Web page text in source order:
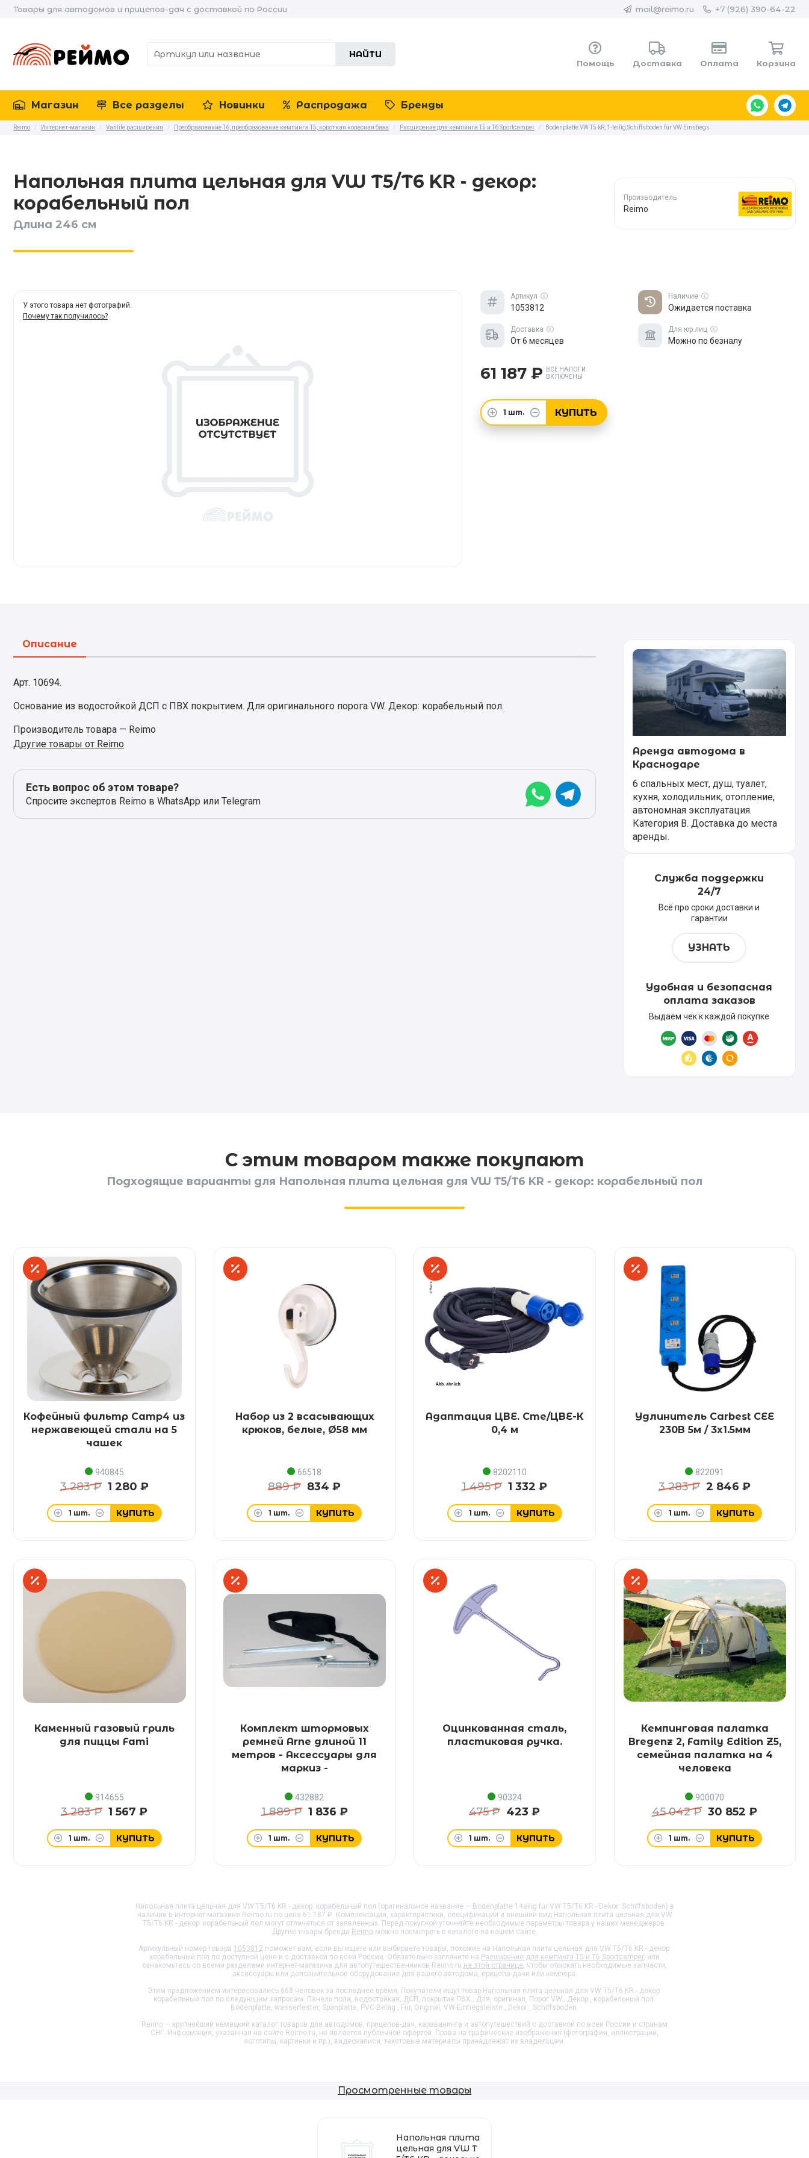
Товары для автодомов и прицепов-дач с доставкой по России mail@reimo.ru +7 (926) 390-64-22
НАЙТИ
Помощь Доставка Оплата Корзина
Магазин Все разделы Новинки Распродажа Бренды
Reimo / Интернет-магазин / Vanlife расширения / Преобразование T6, преобразование кемпинга T5, короткая колесная база / Расширение для кемпинга T5 и T6 Sportcamper / Bodenplatte VW T5 kR, 1-teilig,Schiffsboden für VW Einstiegs
Напольная плита цельная для VW T5/T6 KR - декор:
корабельный пол
Длина 246 см
Производитель
Reimo
У этого товара нет фотографий.
Почему так получилось?
Артикул
1053812
Наличие
Ожидается поставка
Доставка
От 6 месяцев
Для юр.лиц
Можно по безналу
61 187 ₽
ВСЕ НАЛОГИ
ВКЛЮЧЕНЫ
1 шт. КУПИТЬ
Описание
Арт. 10694.
Основание из водостойкой ДСП с ПВХ покрытием. Для оригинального порога VW. Декор: корабельный пол.
Производитель товара — Reimo
Другие товары от Reimo
Есть вопрос об этом товаре?
Спросите экспертов Reimo в WhatsApp или Telegram
Аренда автодома в
Краснодаре
6 спальных мест, душ, туалет,
кухня, холодильник, отопление,
автономная эксплуатация.
Категория В. Доставка до места
аренды.
Служба поддержки
24/7
Всё про сроки доставки и
гарантии
УЗНАТЬ
Удобная и безопасная
оплата заказов
Выдаём чек к каждой покупке
С этим товаром также покупают
Подходящие варианты для Напольная плита цельная для VW T5/T6 KR - декор: корабельный пол
Кофейный фильтр Camp4 из
нержавеющей стали на 5
чашек
940845
3 283 ₽ 1 280 ₽
1 шт. КУПИТЬ
Набор из 2 всасывающих
крюков, белые, Ø58 мм
66518
889 ₽ 834 ₽
1 шт. КУПИТЬ
Адаптация ЦВЕ. Сте/ЦВЕ-К
0,4 м
8202110
1 495 ₽ 1 332 ₽
1 шт. КУПИТЬ
Удлинитель Carbest CEE
230В 5м / 3x1.5мм
822091
3 283 ₽ 2 846 ₽
1 шт. КУПИТЬ
Каменный газовый гриль
для пиццы Fami
914655
3 283 ₽ 1 567 ₽
1 шт. КУПИТЬ
Комплект штормовых
ремней Arne длиной 11
метров - Аксессуары для
маркиз -
432882
1 889 ₽ 1 836 ₽
1 шт. КУПИТЬ
Оцинкованная сталь,
пластиковая ручка.
90324
475 ₽ 423 ₽
1 шт. КУПИТЬ
Кемпинговая палатка
Bregenz 2, Family Edition Z5,
семейная палатка на 4
человека
900070
45 042 ₽ 30 852 ₽
1 шт. КУПИТЬ
Напольная плита цельная для VW T5/T6 KR - декор: корабельный пол (оригинальное название — Bodenplatte 1-teilig für VW T5/T6 KR - Dekor: Schiffsboden) в
наличии в интернет-магазине Reimo.ru по цене 61 187 ₽. Комплектация, характеристики, спецификации и внешний вид Напольная плита цельная для VW
T5/T6 KR - декор: корабельный пол могут отличаться от заявленных. Перед покупкой уточняйте необходимые параметры товара у наших менеджеров.
Другие товары бренда Reimoможно посмотреть в каталоге на нашем сайте.
Артикульный номер товара 1053812 поможет вам, если вы ищете или выбираете товары, похожие на Напольная плита цельная для VW T5/T6 KR - декор:
корабельный пол по доступной цене и с доставкой по всей России. Обязательно взгляните на Расширение для кемпинга T5 и T6 Sportcamper, или
ознакомьтесь со всеми разделами интернет-магазина для автопутешественников Reimo.ru на этой странице , чтобы отыскать необходимые запчасти,
аксессуары или дополнительное оборудование для вашего автодома, прицепа-дачи или кемпера.
Этим предложением интересовались 668 человек за последнее время. Покупатели ищут товар Напольная плита цельная для VW T5/T6 KR - декор:
корабельный пол по следующим запросам: Панель пола, водостойкая, ДСП, покрытие ПВХ., Для, оригинал, Порог VW., Декор:, корабельный пол.
Bodenplatte, wasserfester, Spanplatte, PVC-Belag., Für, Original, VW-Eintiegsleiste., Dekor:, Schiffsboden.
Reimo — крупнейший немецкий каталог товаров для автодомов, прицепов-дач, караванинга и автопутешествий с доставкой по всей России и странам
СНГ. Информация, указанная на сайте Reimo.ru, не является публичной офертой. Права на графические изображения (фотографии, иллюстрации,
логотипы, картинки и пр.), видеозаписи, текстовые материалы принадлежат их владельцам.
Просмотренные товары
Напольная плита
цельная для VW T